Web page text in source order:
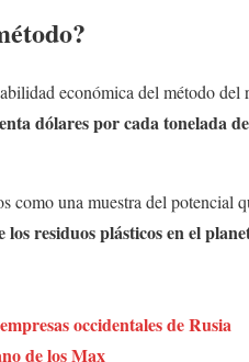
económica del método del
dólares por cada tonelada
como una muestra del potencial
los residuos plásticos en el
occidentales de Rusia
de los Max